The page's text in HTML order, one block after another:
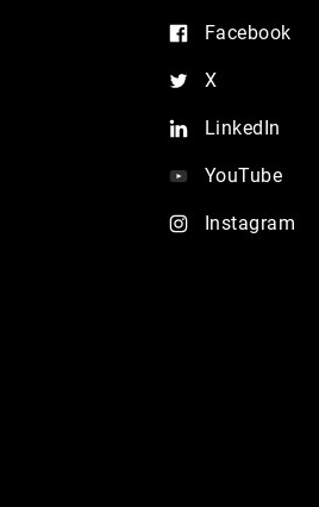
Facebook
X
LinkedIn
YouTube
Instagram